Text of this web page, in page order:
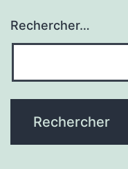
Rechercher…